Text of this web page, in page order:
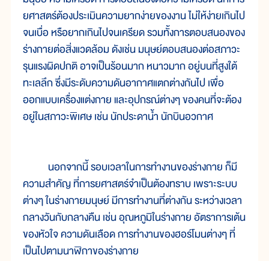
ยศาสตร์ต้องประเมินความยากง่ายของงาน ไม่ให้ง่ายเกินไป
จนเบื่อ หรือยากเกินไปจนเครียด รวมทั้งการตอบสนองของ
ร่างกายต่อสิ่งแวดล้อม ดังเช่น มนุษย์ตอบสนองต่อสภาวะ
รุนแรงผิดปกติ อาจเป็นร้อนมาก หนาวมาก อยู่บนที่สูงใต้
ทะเลลึก ซึ่งมีระดับความดันอากาศแตกต่างกันไป เพื่อ
ออกแบบเครื่องแต่งกาย และอุปกรณ์ต่างๆ ของคนที่จะต้อง
อยู่ในสภาวะพิเศษ เช่น นักประดาน้ำ นักบินอวกาศ
นอกจากนี้ รอบเวลาในการทำงานของร่างกาย ก็มี
ความสำคัญ ที่การยศาสตร์จำเป็นต้องทราบ เพราะระบบ
ต่างๆ ในร่างกายมนุษย์ มีการทำงานที่ต่างกัน ระหว่างเวลา
กลางวันกับกลางคืน เช่น อุณหภูมิในร่างกาย อัตราการเต้น
ของหัวใจ ความดันเลือด การทำงานของฮอร์โมนต่างๆ ที่
เป็นไปตามนาฬิกาของร่างกาย